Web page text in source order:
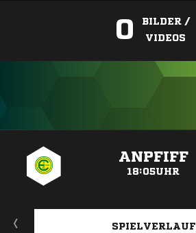
0
BILDER /
VIDEOS
ANPFIFF
18:05UHR
SPIELVERLAUF